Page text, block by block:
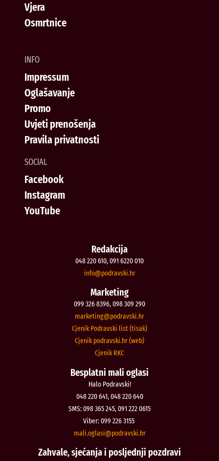
Vjera
Osmrtnice
INFO
Impressum
Oglašavanje
Promo
Uvjeti prenošenja
Pravila privatnosti
SOCIAL
Facebook
Instagram
YouTube
Redakcija
048 220 610, 091 6220 010
rh.iksvardop
@ofni
Marketing
099 326 8396, 098 309 290
rh.iksvardop
@gnitekram
Cjenik Podravski list (tisak)
Cjenik podravski.hr (web)
Cjenik RKC
Besplatni mali oglasi
Halo Podravski!
048 220 641, 048 220 640
SMS: 098 365 245, 091 222 0615
Viber: 099 226 3155
rh.iksvardop
@isalgo.ilam
Zahvale, sjećanja i posljednji pozdravi